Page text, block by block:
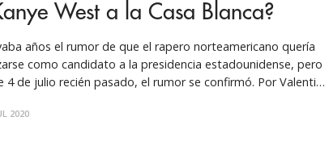
West a la Casa Blanca?
años el rumor de que el rapero norteamericano quería
como candidato a la presidencia estadounidense, pero
4 de julio recién pasado, el rumor se confirmó. Por Valentina
de la posibilidad de postularse para presidente de los
2020